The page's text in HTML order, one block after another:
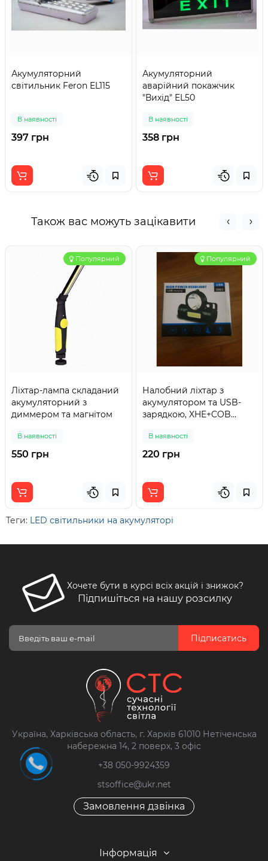
Акумуляторний
світильник Feron EL115
В наявності
397 грн
Акумуляторний
аварійний покажчик
"Вихід" EL50
В наявності
358 грн
Також вас можуть зацікавити
Популярний
Ліхтар-лампа складаний
акумуляторний з
диммером та магнітом
В наявності
550 грн
Популярний
Налобний ліхтар з
акумулятором та USB-
зарядкою, XHE+COB
В наявності
220 грн
Теги: LED світильники на акумуляторі
Хочете бути в курсі всіх акцій і знижок?
Підпишіться на нашу розсилку
Підписатись
Україна, Харківська область, г. Харків 61010 Нетіченська
набережна 14, 2 поверх, 3 офіс
+38 050-9924359
stsoffice@ukr.net
Замовлення дзвінка
Інформація